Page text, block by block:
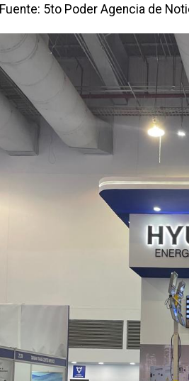
Fuente: 5to Poder Agencia de